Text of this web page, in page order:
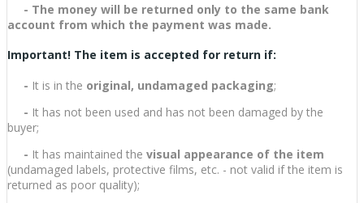
- The money will be returned only to the same bank
account from which the payment was made.
Important! The item is accepted for return if:
- It is in the original, undamaged packaging;
- It has not been used and has not been damaged by the
buyer;
- It has maintained the visual appearance of the item
(undamaged labels, protective films, etc. - not valid if the item is
returned as poor quality);